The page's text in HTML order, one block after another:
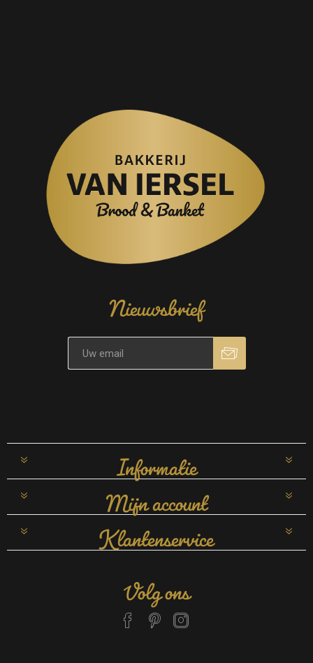
Nieuwsbrief
Informatie
Mijn account
Klantenservice
Volg ons